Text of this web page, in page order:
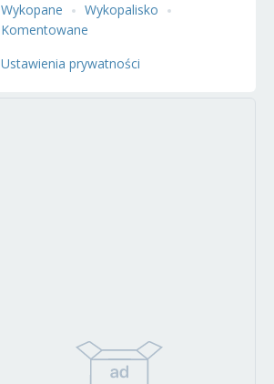
Wykopane
Wykopalisko
Komentowane
Ustawienia prywatności